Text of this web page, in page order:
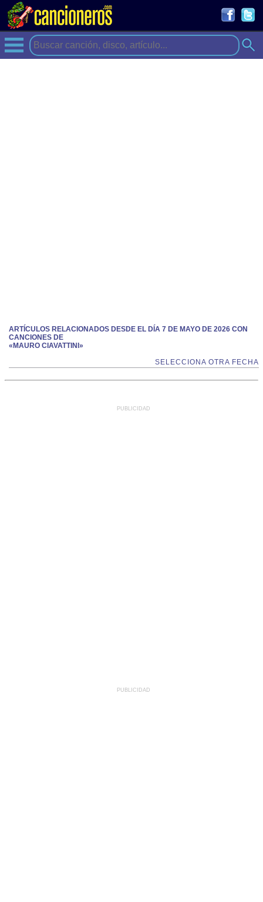
ARTÍCULOS RELACIONADOS DESDE EL DÍA 7 DE MAYO DE 2026 CON
CANCIONES DE
«MAURO CIAVATTINI»
SELECCIONA OTRA FECHA
PUBLICIDAD
PUBLICIDAD